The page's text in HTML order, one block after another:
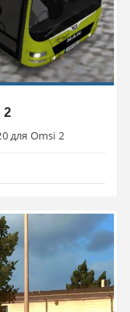
2
для Omsi 2